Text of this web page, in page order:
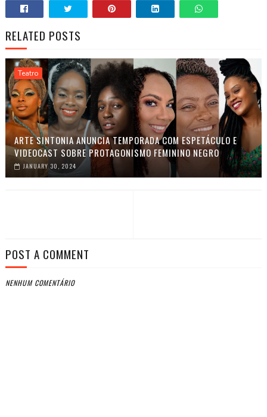
RELATED POSTS
Teatro
ARTE SINTONIA ANUNCIA TEMPORADA COM ESPETÁCULO E
VIDEOCAST SOBRE PROTAGONISMO FEMININO NEGRO
JANUARY 30, 2024
POST A COMMENT
NENHUM COMENTÁRIO